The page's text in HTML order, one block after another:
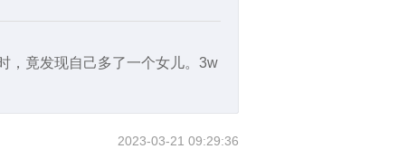
，竟发现自己多了一个女儿。3w
2023-03-21 09:29:36